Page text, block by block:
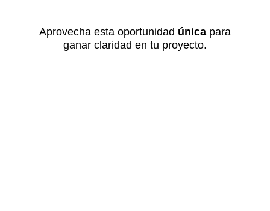
Aprovecha esta oportunidad única para
ganar claridad en tu proyecto.